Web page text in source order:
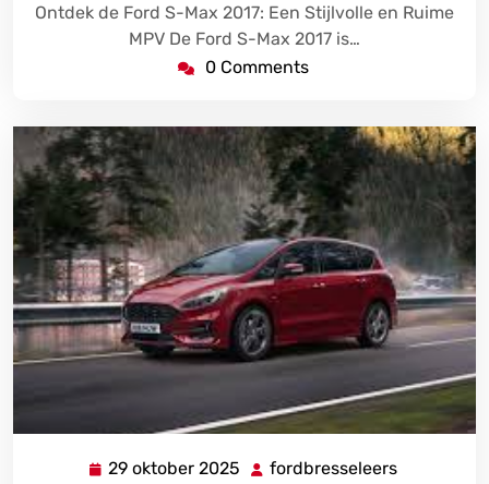
Ontdek de Ford S-Max 2017: Een Stijlvolle en Ruime
MPV De Ford S-Max 2017 is…
0 Comments
29 oktober 2025 29 fordbresseleers